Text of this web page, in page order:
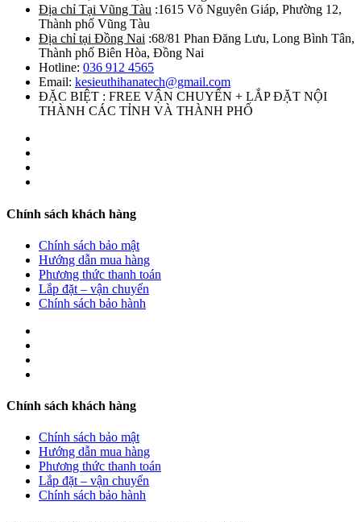
Địa chỉ Tại Vũng Tàu :1615 Võ Nguyên Giáp, Phường 12,
Thành phố Vũng Tàu
Địa chỉ tại Đồng Nai :68/81 Phan Đăng Lưu, Long Bình Tân,
Thành phố Biên Hòa, Đồng Nai
Hotline: 036 912 4565
Email: kesieuthihanatech@gmail.com
ĐẶC BIỆT : FREE VẬN CHUYỂN + LẮP ĐẶT NỘI
THÀNH CÁC TỈNH VÀ THÀNH PHỐ
Chính sách khách hàng
Chính sách bảo mật
Hướng dẫn mua hàng
Phương thức thanh toán
Lắp đặt – vận chuyển
Chính sách bảo hành
Chính sách khách hàng
Chính sách bảo mật
Hướng dẫn mua hàng
Phương thức thanh toán
Lắp đặt – vận chuyển
Chính sách bảo hành